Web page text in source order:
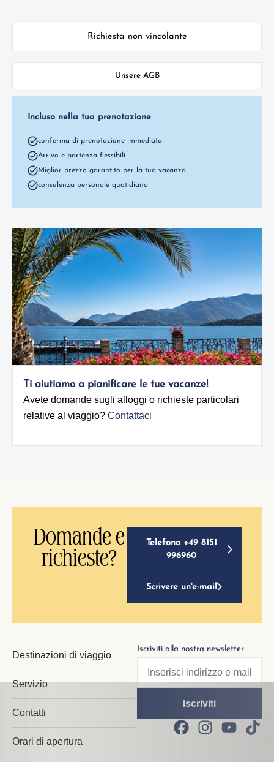
Richiesta non vincolante
Unsere AGB
Incluso nella tua prenotazione
conferma di prenotazione immediata
Arrivo e partenza flessibili
Miglior prezzo garantito per la tua vacanza
consulenza personale quotidiana
Ti aiutiamo a pianificare le tue vacanze!
Avete domande sugli alloggi o richieste particolari
relative al viaggio? Contattaci
Domande e
richieste?
Telefono +49 8151
996960
Scrivere un'e-mail
Destinazioni di viaggio
Servizio
Contatti
Orari di apertura
Iscriviti alla nostra newsletter